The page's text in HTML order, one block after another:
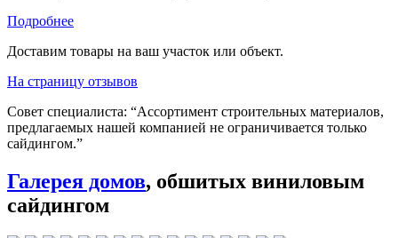
Подробнее
Доставим товары на ваш участок или объект.
На страницу отзывов
Совет специалиста: “Ассортимент строительных материалов,
предлагаемых нашей компанией не ограничивается только
сайдингом.”
Галерея домов, обшитых виниловым
сайдингом